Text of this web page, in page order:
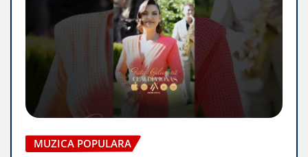
MUZICA POPULARA